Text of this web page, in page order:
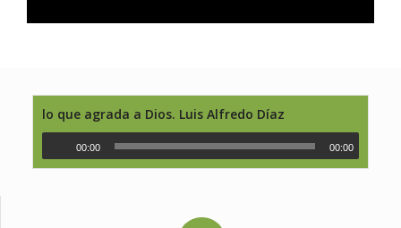
lo que agrada a Dios. Luis Alfredo Díaz
00:00 00:00